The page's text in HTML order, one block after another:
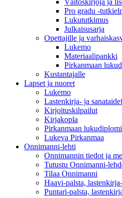
Väitöskirjoja ja
Pro gradu -
Lukututkimus
Julkaisusarja
Opettajille ja
Lukemo
Materiaalipankki
Pirkanmaan
Kustantajalle
Lapset ja nuoret
Lukemo
Lastenkirja- ja
Kirjoituskilpailut
Kirjakopla
Pirkanmaan lukudiplomi
Lukeva Pirkanmaa
Onnimanni-lehti
Onnimannin tiedot ja
Tutustu Onnimanni-
Tilaa Onnimanni
Haavi-palsta,
Puntari-palsta,